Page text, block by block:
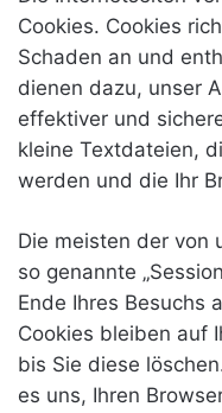
Cookies. Cookies
Schaden an und
dienen dazu, unser
effektiver und
kleine Textdateien,
werden und die Ihr
Die meisten der von
so genannte
Ende Ihres Besuchs
Cookies bleiben auf
bis Sie diese
es uns, Ihren